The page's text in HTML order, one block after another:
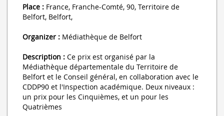
Place : France, Franche-Comté, 90, Territoire de
Belfort, Belfort,
Organizer : Médiathèque de Belfort
Description : Ce prix est organisé par la
Médiathèque départementale du Territoire de
Belfort et le Conseil général, en collaboration avec le
CDDP90 et l'Inspection académique. Deux niveaux :
un prix pour les Cinquièmes, et un pour les
Quatrièmes